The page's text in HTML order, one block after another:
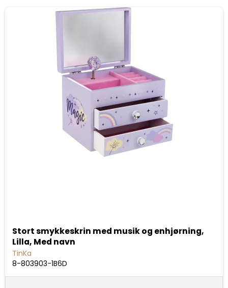
Stort smykkeskrin med musik og enhjørning,
Lilla, Med navn
TinKa
8-803903-1B6D